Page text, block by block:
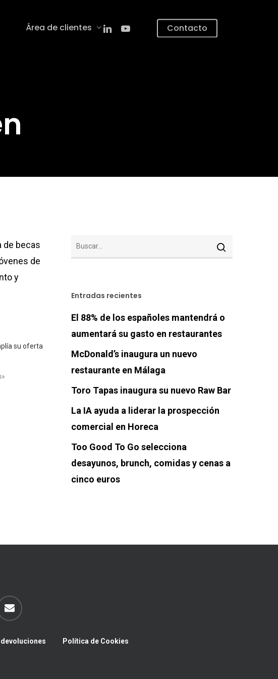
Área de clientes linkedinyoutube Contacto
de becas
de
y
su oferta
Entradas recientes
El 88% de los españoles mantendrá o
aumentará su gasto en restaurantes
McDonald’s inaugura un nuevo
restaurante en Málaga
Toro Tapas inaugura su nuevo Raw Bar
La IA ayuda a liderar la prospección
comercial en Horeca
Too Good To Go selecciona
desayunos, brunch, comidas y cenas a
cinco euros
Política de Cookies